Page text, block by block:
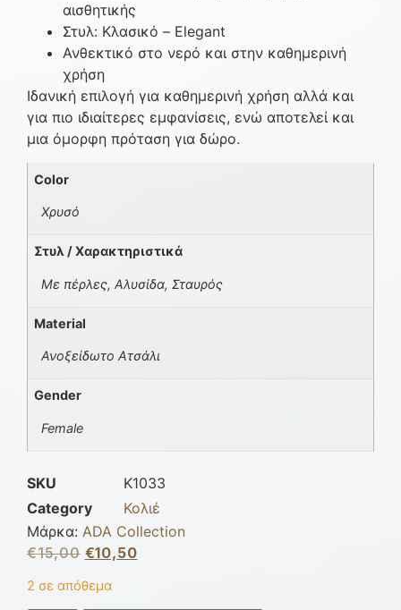
αισθητικής
Στυλ: Κλασικό – Elegant
Ανθεκτικό στο νερό και στην καθημερινή
χρήση
Ιδανική επιλογή για καθημερινή χρήση αλλά και
για πιο ιδιαίτερες εμφανίσεις, ενώ αποτελεί και
μια όμορφη πρόταση για δώρο.
Color
Χρυσό
Στυλ / Χαρακτηριστικά
Με πέρλες, Αλυσίδα, Σταυρός
Material
Ανοξείδωτο Ατσάλι
Gender
Female
SKU
K1033
Category
Κολιέ
Μάρκα: ADA Collection
€15,00 €10,50
2 σε απόθεμα